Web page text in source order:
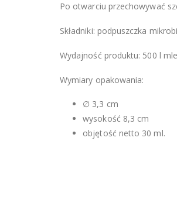
Po otwarciu przechowywać
Składniki: podpuszczka
Wydajność produktu: 500 l
Wymiary opakowania:
∅ 3,3 cm
wysokość 8,3 cm
objętość netto 30 ml.